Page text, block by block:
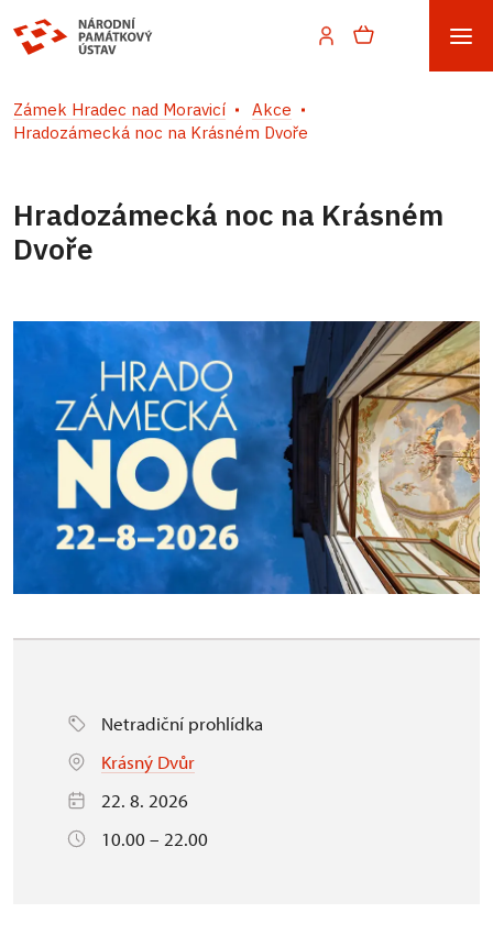
Zámek Hradec nad Moravicí
Akce
Hradozámecká noc na Krásném Dvoře
Hradozámecká noc na Krásném
Dvoře
Netradiční prohlídka
Krásný Dvůr
22. 8. 2026
10.00 – 22.00